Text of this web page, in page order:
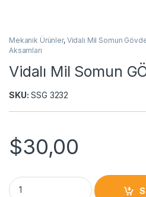
Mekanik Ürünler, Vidalı Mil Somun
Aksamları
Vidalı Mil Somun
SKU: SSG 3232
$30,00